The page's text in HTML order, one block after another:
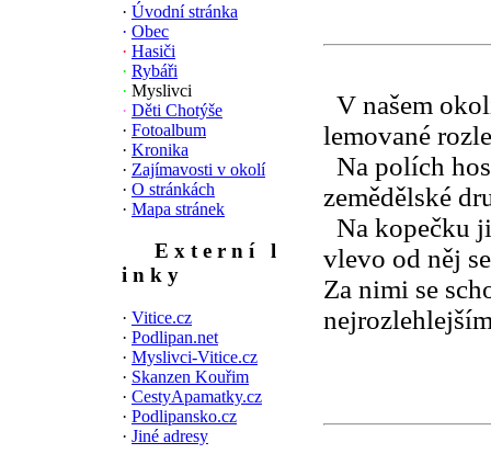
· Úvodní stránka
· Obec
· Hasiči
· Rybáři
· Myslivci
· Děti Chotýše
· Fotoalbum
· Kronika
· Zajímavosti v okolí
· O stránkách
· Mapa stránek
E x t e r n í l
i n k y
· Vitice.cz
· Podlipan.net
· Myslivci-Vitice.cz
· Skanzen Kouřim
· CestyApamatky.cz
· Podlipansko.cz
· Jiné adresy
V našem
lemované
Na polích
zemědělské
Na kopečku
vlevo od něj
Za nimi se